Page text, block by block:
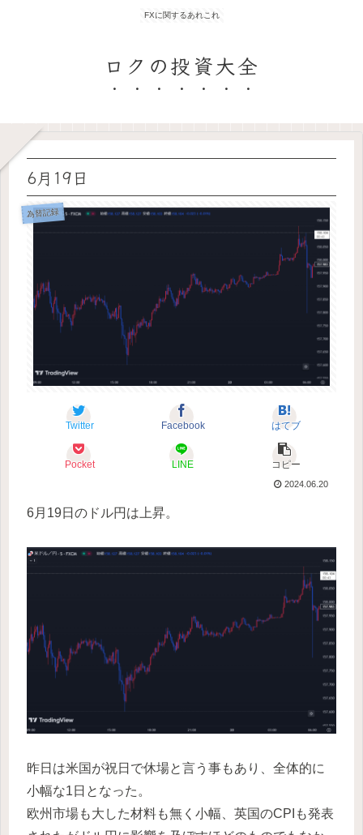
FXに関するあれこれ
ロクの投資大全
6月19日
為替記録
Twitter Facebook はてブ
Pocket LINE コピー
2024.06.20
6月19日のドル円は上昇。
昨日は米国が祝日で休場と言う事もあり、全体的に
小幅な1日となった。
欧州市場も大した材料も無く小幅、英国のCPIも発表